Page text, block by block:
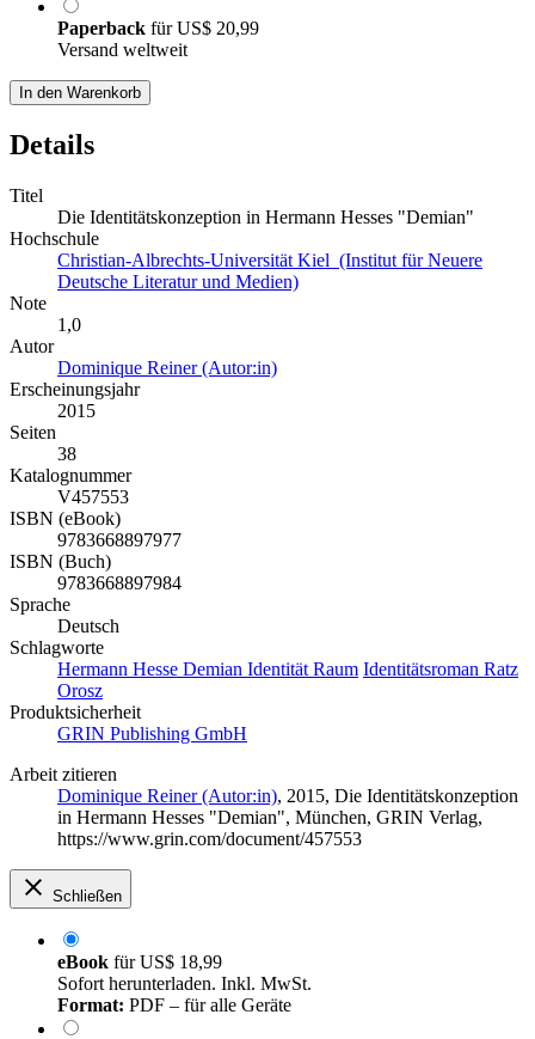
Paperback fürUS$ 20,99
Versand weltweit
In den Warenkorb
Details
Titel
Die Identitätskonzeption in Hermann Hesses "Demian"
Hochschule
Christian-Albrechts-Universität Kiel (Institut für Neuere
Deutsche Literatur und Medien)
Note
1,0
Autor
Dominique Reiner (Autor:in)
Erscheinungsjahr
2015
Seiten
38
Katalognummer
V457553
ISBN (eBook)
9783668897977
ISBN (Buch)
9783668897984
Sprache
Deutsch
Schlagworte
Hermann Hesse Demian Identität Raum Identitätsroman Ratz
Orosz
Produktsicherheit
GRIN Publishing GmbH
Arbeit zitieren
Dominique Reiner (Autor:in), 2015, Die Identitätskonzeption
in Hermann Hesses "Demian", München, GRIN Verlag,
https://www.grin.com/document/457553
Schließen
eBook fürUS$ 18,99
Sofort herunterladen. Inkl. MwSt.
Format: PDF – für alle Geräte